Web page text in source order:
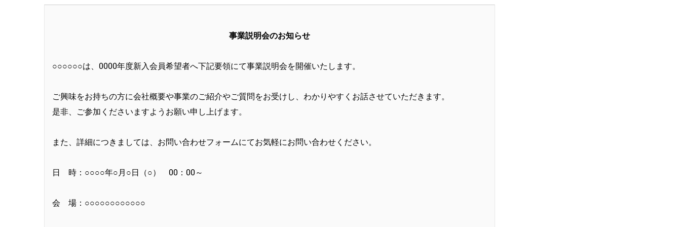
事業説明会のお知らせ
○○○○○○は、0000年度新入会員希望者へ下記要領にて事業説明会を開催いたします。
ご興味をお持ちの方に会社概要や事業のご紹介やご質問をお受けし、わかりやすくお話させていただきます。
是非、ご参加くださいますようお願い申し上げます。
また、詳細につきましては、お問い合わせフォームにてお気軽にお問い合わせください。
日 時：○○○○年○月○日（○） 00：00～
会 場：○○○○○○○○○○○○